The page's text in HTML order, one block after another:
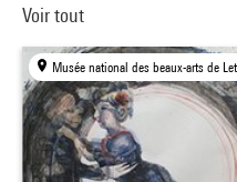
Voir tout